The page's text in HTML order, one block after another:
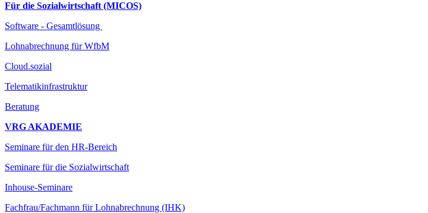
Für die Sozialwirtschaft (MICOS)
Software - Gesamtlösung
Lohnabrechnung für WfbM
Cloud.sozial
Telematikinfrastruktur
Beratung
VRG AKADEMIE
Seminare für den HR-Bereich
Seminare für die Sozialwirtschaft
Inhouse-Seminare
Fachfrau/Fachmann für Lohnabrechnung (IHK)